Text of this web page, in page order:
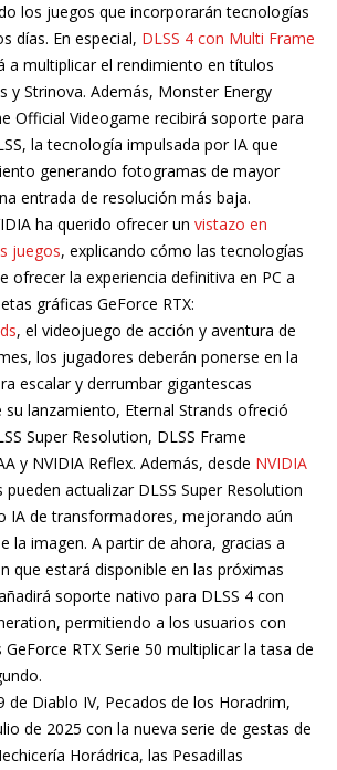
los juegos que incorporarán tecnologías
días. En especial, DLSS 4 con Multi Frame
a multiplicar el rendimiento en títulos
y Strinova. Además, Monster Energy
Official Videogame recibirá soporte para
la tecnología impulsada por IA que
generando fotogramas de mayor
entrada de resolución más baja.
ha querido ofrecer un vistazo en
juegos, explicando cómo las tecnologías
ofrecer la experiencia definitiva en PC a
gráficas GeForce RTX:
, el videojuego de acción y aventura de
los jugadores deberán ponerse en la
escalar y derrumbar gigantescas
su lanzamiento, Eternal Strands ofreció
Super Resolution, DLSS Frame
y NVIDIA Reflex. Además, desde NVIDIA
pueden actualizar DLSS Super Resolution
IA de transformadores, mejorando aún
la imagen. A partir de ahora, gracias a
que estará disponible en las próximas
soporte nativo para DLSS 4 con
permitiendo a los usuarios con
RTX Serie 50 multiplicar la tasa de
de Diablo IV, Pecados de los Horadrim,
de 2025 con la nueva serie de gestas de
Horádrica, las Pesadillas